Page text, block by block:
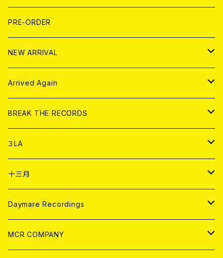
LP
HOOD
T-shirt
HOOD
BOLLOCKS
EL ZINE
写真集 (PHOTOBOOK)
CD
アナログ
アパレル
書籍
DIGITAL CONTENTS
PRE-ORDER
NEW ARRIVAL
CD
アナログ
Arrived Again
CD
アナログ
BREAK THE RECORDS
CD
ANALOG
アパレル
３LA
CD
ANALOG
十三月
CD
ANALOG
Daymare Recordings
CD
MCR COMPANY